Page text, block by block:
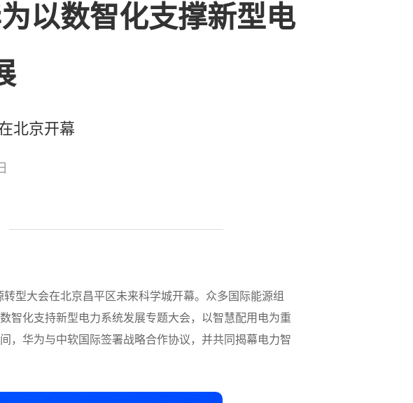
以数智化支撑新型电
北京开幕
型大会在北京昌平区未来科学城开幕。众多国际能源组
智化支持新型电力系统发展专题大会，以智慧配用电为重
，华为与中软国际签署战略合作协议，并共同揭幕电力智